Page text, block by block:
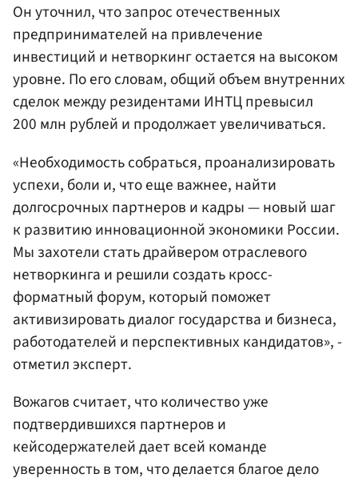
Он уточнил, что запрос отечественных
предпринимателей на привлечение
инвестиций и нетворкинг остается на высоком
уровне. По его словам, общий объем внутренних
сделок между резидентами ИНТЦ превысил
200 млн рублей и продолжает увеличиваться.
«Необходимость собраться, проанализировать
успехи, боли и, что еще важнее, найти
долгосрочных партнеров и кадры — новый шаг
к развитию инновационной экономики России.
Мы захотели стать драйвером отраслевого
нетворкинга и решили создать кросс-
форматный форум, который поможет
активизировать диалог государства и бизнеса,
работодателей и перспективных кандидатов», -
отметил эксперт.
Вожагов считает, что количество уже
подтвердившихся партнеров и
кейсодержателей дает всей команде
уверенность в том, что делается благое дело